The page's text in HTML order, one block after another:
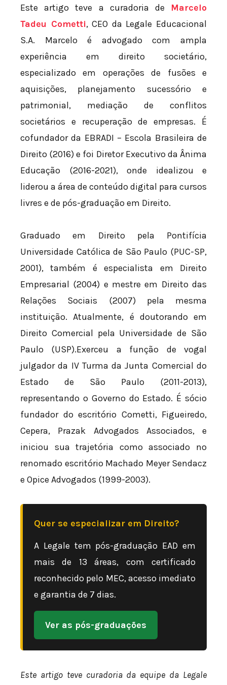
Este artigo teve a curadoria de Marcelo
Tadeu Cometti, CEO da Legale Educacional
S.A. Marcelo é advogado com ampla
experiência em direito societário,
especializado em operações de fusões e
aquisições, planejamento sucessório e
patrimonial, mediação de conflitos
societários e recuperação de empresas. É
cofundador da EBRADI – Escola Brasileira de
Direito (2016) e foi Diretor Executivo da Ânima
Educação (2016-2021), onde idealizou e
liderou a área de conteúdo digital para cursos
livres e de pós-graduação em Direito.
Graduado em Direito pela Pontifícia
Universidade Católica de São Paulo (PUC-SP,
2001), também é especialista em Direito
Empresarial (2004) e mestre em Direito das
Relações Sociais (2007) pela mesma
instituição. Atualmente, é doutorando em
Direito Comercial pela Universidade de São
Paulo (USP).Exerceu a função de vogal
julgador da IV Turma da Junta Comercial do
Estado de São Paulo (2011-2013),
representando o Governo do Estado. É sócio
fundador do escritório Cometti, Figueiredo,
Cepera, Prazak Advogados Associados, e
iniciou sua trajetória como associado no
renomado escritório Machado Meyer Sendacz
e Opice Advogados (1999-2003).
Quer se especializar em Direito?
A Legale tem pós-graduação EAD em
mais de 13 áreas, com certificado
reconhecido pelo MEC, acesso imediato
e garantia de 7 dias.
Ver as pós-graduações
Este artigo teve curadoria da equipe da Legale